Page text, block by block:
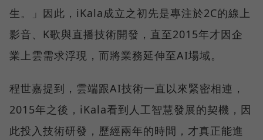
生。」因此，iKala成立之初先是專注於2C的線上
影音、K歌與直播技術開發，直至2015年才因企
業上雲需求浮現，而將業務延伸至AI場域。
程世嘉提到，雲端跟AI技術一直以來緊密相連，
2015年之後，iKala看到人工智慧發展的契機，因
此投入技術研發，歷經兩年的時間，才真正能進